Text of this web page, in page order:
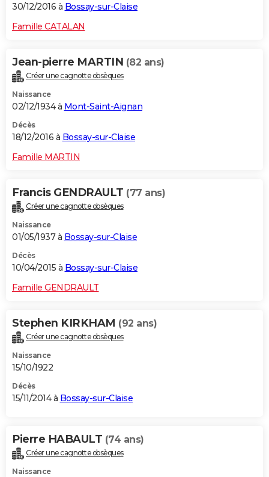
30/12/2016 à Bossay-sur-Claise
Famille CATALAN
Jean-pierre MARTIN (82 ans)
Créer une cagnotte obsèques
Naissance
02/12/1934 à Mont-Saint-Aignan
Décès
18/12/2016 à Bossay-sur-Claise
Famille MARTIN
Francis GENDRAULT (77 ans)
Créer une cagnotte obsèques
Naissance
01/05/1937 à Bossay-sur-Claise
Décès
10/04/2015 à Bossay-sur-Claise
Famille GENDRAULT
Stephen KIRKHAM (92 ans)
Créer une cagnotte obsèques
Naissance
15/10/1922
Décès
15/11/2014 à Bossay-sur-Claise
Pierre HABAULT (74 ans)
Créer une cagnotte obsèques
Naissance